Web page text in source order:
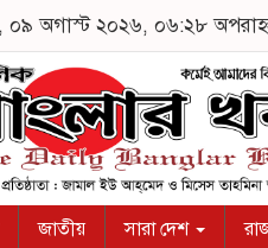
০৯ অগাস্ট ২০২৬, ০৬:২৮
জাতীয় সারা দেশ